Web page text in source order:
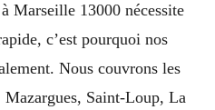
Marseille 13000 nécessite
c’est pourquoi nos
Nous couvrons les
Saint-Loup, La